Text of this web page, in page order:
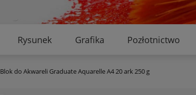
Rysunek Grafika Pozłotnictwo
Blok do Akwareli Graduate Aquarelle A4 20 ark 250 g